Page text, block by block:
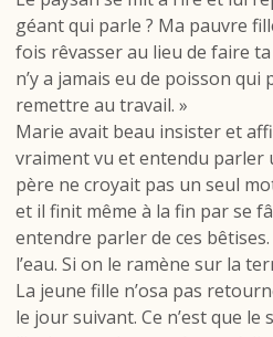
géant qui parle ? Ma pauvre
fois rêvasser au lieu de faire ta
n’y a jamais eu de poisson qui
remettre au travail. »
Marie avait beau insister et
vraiment vu et entendu parler
père ne croyait pas un seul
et il finit même à la fin par se
entendre parler de ces
l’eau. Si on le ramène sur la
La jeune fille n’osa pas
le jour suivant. Ce n’est que